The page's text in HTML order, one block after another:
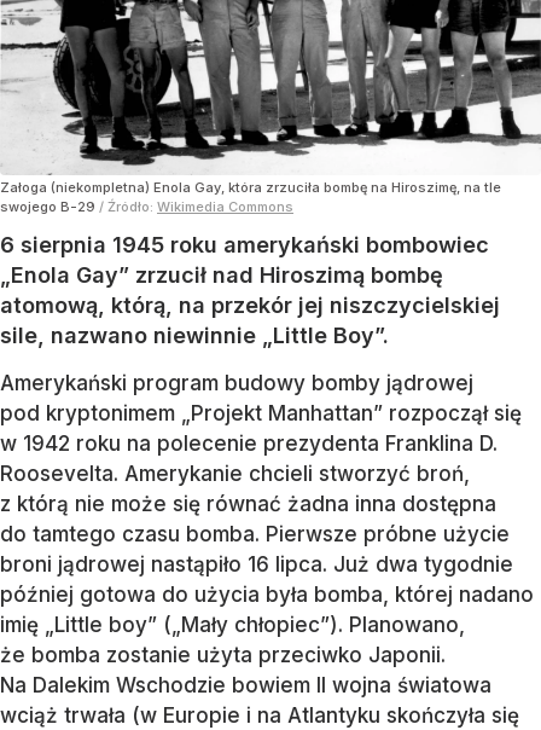
Załoga (niekompletna) Enola Gay, która zrzuciła bombę na Hiroszimę, na tle
swojego B-29 / Źródło: Wikimedia Commons
6 sierpnia 1945 roku amerykański bombowiec
„Enola Gay” zrzucił nad Hiroszimą bombę
atomową, którą, na przekór jej niszczycielskiej
sile, nazwano niewinnie „Little Boy”.
Amerykański program budowy bomby jądrowej
pod kryptonimem „Projekt Manhattan” rozpoczął się
w 1942 roku na polecenie prezydenta Franklina D.
Roosevelta. Amerykanie chcieli stworzyć broń,
z którą nie może się równać żadna inna dostępna
do tamtego czasu bomba. Pierwsze próbne użycie
broni jądrowej nastąpiło 16 lipca. Już dwa tygodnie
później gotowa do użycia była bomba, której nadano
imię „Little boy” („Mały chłopiec”). Planowano,
że bomba zostanie użyta przeciwko Japonii.
Na Dalekim Wschodzie bowiem II wojna światowa
wciąż trwała (w Europie i na Atlantyku skończyła się